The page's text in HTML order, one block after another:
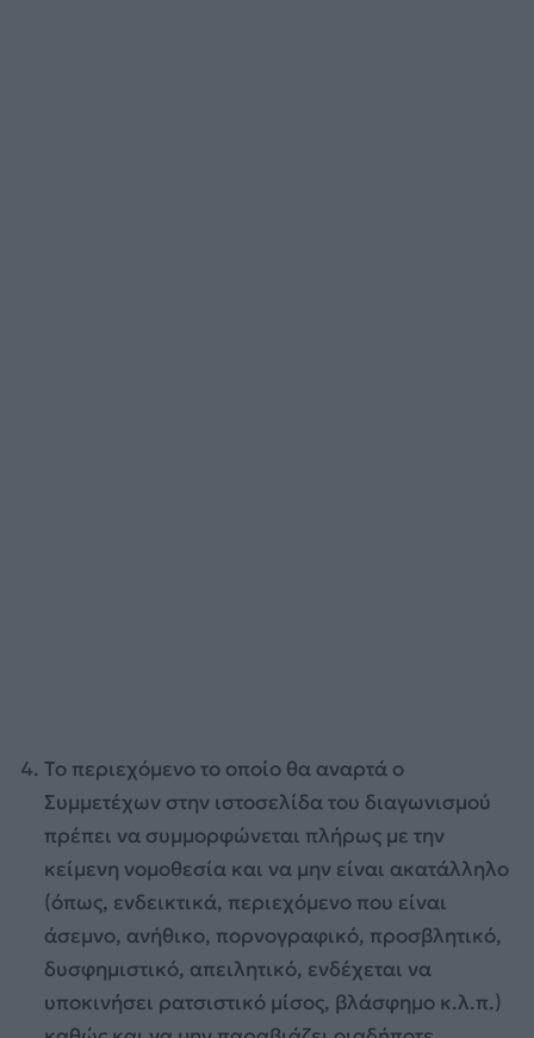
Το περιεχόμενο το οποίο θα αναρτά ο
Συμμετέχων στην ιστοσελίδα του διαγωνισμού
πρέπει να συμμορφώνεται πλήρως με την
κείμενη νομοθεσία και να μην είναι ακατάλληλο
(όπως, ενδεικτικά, περιεχόμενο που είναι
άσεμνο, ανήθικο, πορνογραφικό, προσβλητικό,
δυσφημιστικό, απειλητικό, ενδέχεται να
υποκινήσει ρατσιστικό μίσος, βλάσφημο κ.λ.π.)